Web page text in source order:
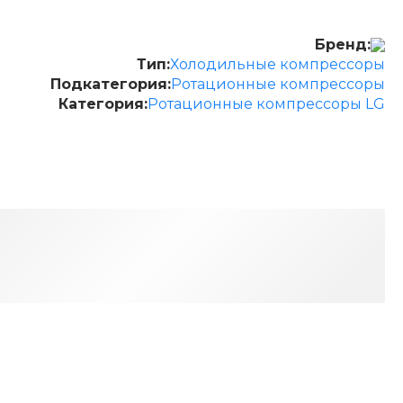
Бренд:
Тип:Холодильные компрессоры
Подкатегория:Ротационные компрессоры
Категория:Ротационные компрессоры LG